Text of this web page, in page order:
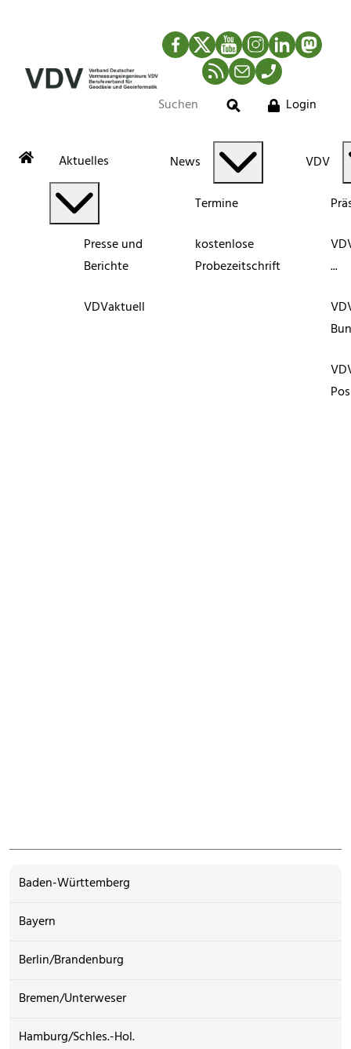
Facebook
TwitterYouTubeInstagram
LinkedIn
RSS-Newsfeed
MailTelefon
Suche
Login
Aktuelles
Presse und
Berichte
VDVaktuell
News
Termine
kostenlose
Probezeitschrift
VDV
...
Baden-Württemberg
Bayern
Berlin/Brandenburg
Bremen/Unterweser
Hamburg/Schles.-Hol.